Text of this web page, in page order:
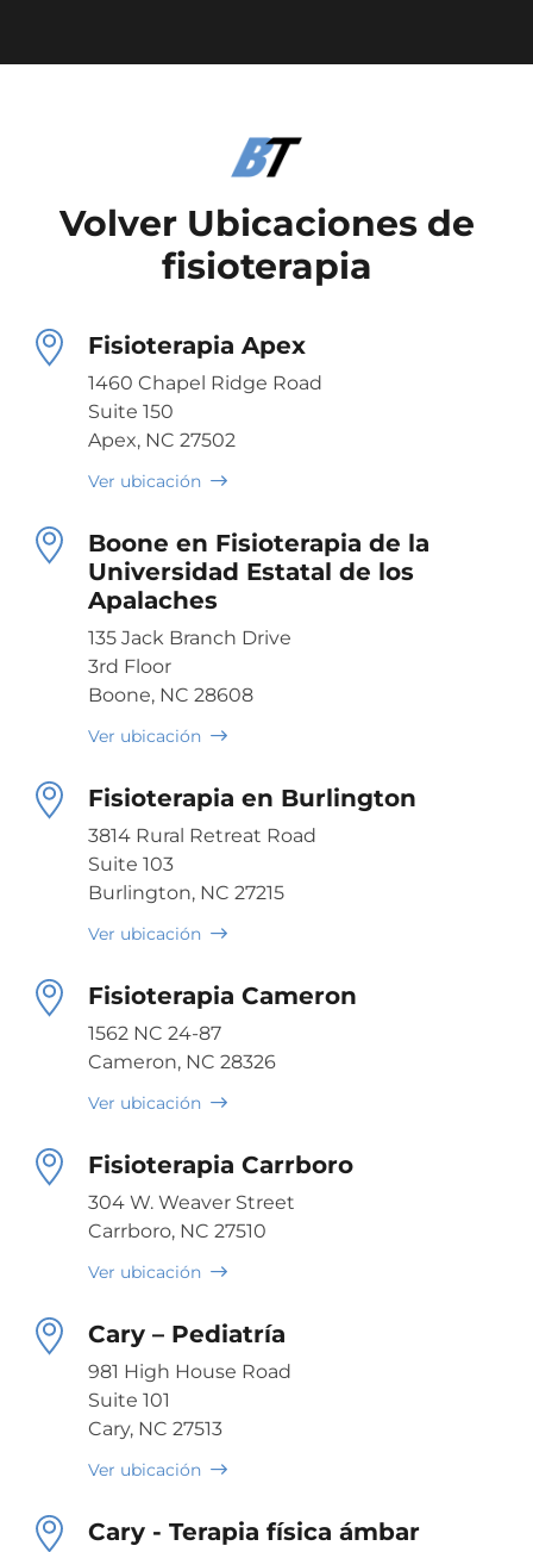
Volver Ubicaciones de
fisioterapia
Fisioterapia Apex
1460 Chapel Ridge Road
Suite 150
Apex, NC 27502
Ver ubicación
Boone en Fisioterapia de la
Universidad Estatal de los
Apalaches
135 Jack Branch Drive
3rd Floor
Boone, NC 28608
Ver ubicación
Fisioterapia en Burlington
3814 Rural Retreat Road
Suite 103
Burlington, NC 27215
Ver ubicación
Fisioterapia Cameron
1562 NC 24-87
Cameron, NC 28326
Ver ubicación
Fisioterapia Carrboro
304 W. Weaver Street
Carrboro, NC 27510
Ver ubicación
Cary – Pediatría
981 High House Road
Suite 101
Cary, NC 27513
Ver ubicación
Cary - Terapia física ámbar